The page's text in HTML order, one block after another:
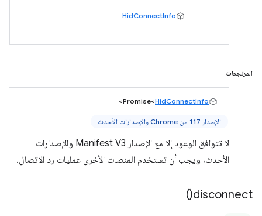
HidConnectInfo
المرتجعات
Promise<HidConnectInfo
>
الإصدار 117 من Chrome والإصدارات الأحدث
لا تتوافق الوعود إلا مع الإصدار Manifest V3 والإصدارات
الأحدث، ويجب أن تستخدم المنصات الأخرى عمليات رد الاتصال.
disconnect(
)